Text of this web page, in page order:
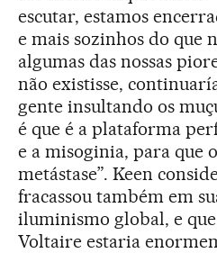
escutar, estamos
e mais sozinhos do que
algumas das nossas
não existisse,
gente insultando os
é que é a plataforma
e a misoginia, para que
metástase”. Keen
fracassou também em
iluminismo global, e
Voltaire estaria